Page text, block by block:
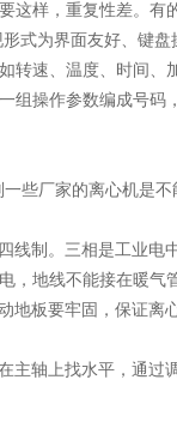
这样，重复性差。
式为界面友好、键
转速、温度、时间
组操作参数编成号码
厂家的离心机是
制。三相是工业电
，地线不能接在暖气
板要牢固，保证离
轴上找水平，通过